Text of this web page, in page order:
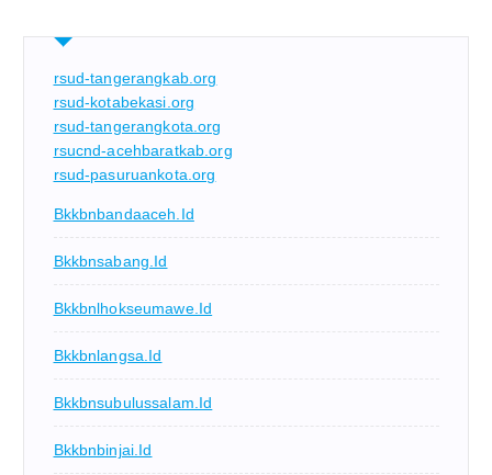
rsud-tangerangkab.org
rsud-kotabekasi.org
rsud-tangerangkota.org
rsucnd-acehbaratkab.org
rsud-pasuruankota.org
Bkkbnbandaaceh.id
Bkkbnsabang.id
Bkkbnlhokseumawe.id
Bkkbnlangsa.id
Bkkbnsubulussalam.id
Bkkbnbinjai.id